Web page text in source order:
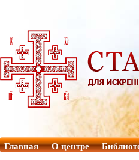
Главная О центре